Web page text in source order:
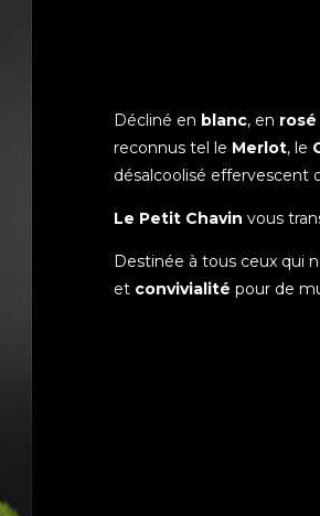
Décliné en blanc, en rosé
reconnus tel le Merlot, le
désalcoolisé effervescent
Le Petit Chavin vous
Destinée à tous ceux qui
et convivialité pour de